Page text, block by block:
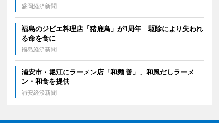
盛岡経済新聞
福島のジビエ料理店「猪鹿鳥」が1周年 駆除により失われ
る命を食に
福島経済新聞
浦安市・堀江にラーメン店「和麺 善」、和風だしラーメ
ン・和食を提供
浦安経済新聞